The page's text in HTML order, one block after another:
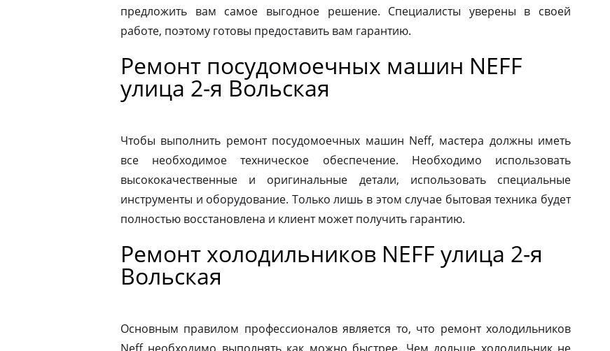
предложить вам самое выгодное решение. Специалисты уверены в своей
работе, поэтому готовы предоставить вам гарантию.
Ремонт посудомоечных машин NEFF
улица 2-я Вольская
Чтобы выполнить ремонт посудомоечных машин Neff, мастера должны иметь
все необходимое техническое обеспечение. Необходимо использовать
высококачественные и оригинальные детали, использовать специальные
инструменты и оборудование. Только лишь в этом случае бытовая техника будет
полностью восстановлена и клиент может получить гарантию.
Ремонт холодильников NEFF улица 2-я
Вольская
Основным правилом профессионалов является то, что ремонт холодильников